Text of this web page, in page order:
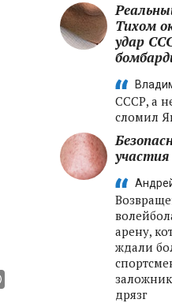
Второй
вновь
мощность
Тихом
удар
СССР, а
сломил
участия
арену,
ждали
дрязг